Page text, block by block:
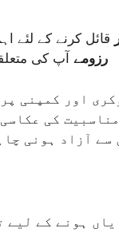
قائل کرنے کے لئے
رزومے آپ کی
اور کمپنی
کی
سے آزاد ہونی
ہونے کے لیے